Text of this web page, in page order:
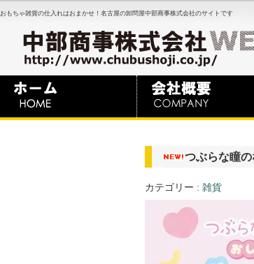
おもちゃ雑貨の仕入れはおまかせ！名古屋の卸問屋中部商事株式会社のサイトです
つぶらな瞳
カテゴリー : 雑貨